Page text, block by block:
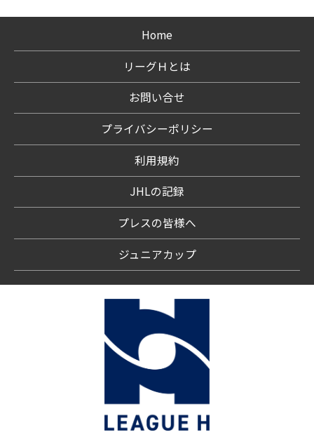
Home
リーグＨとは
お問い合せ
プライバシーポリシー
利用規約
JHLの記録
プレスの皆様へ
ジュニアカップ